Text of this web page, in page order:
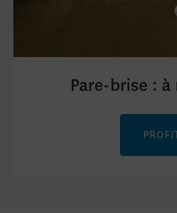
Pare-brise :